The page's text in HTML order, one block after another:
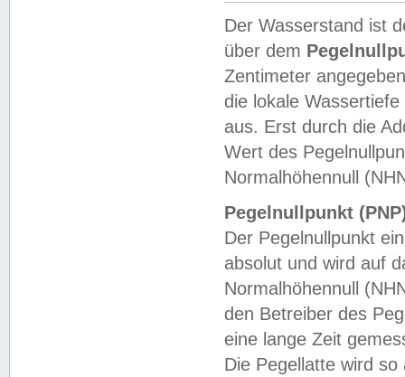
Der Wasserstand ist
über dem
Zentimeter
die lokale
aus. Erst durch die
Wert des
Normalhöhennull
Pegelnullpunkt
Der Pegelnullpunkt
absolut und wird auf
Normalhöhennull
den Betreiber des
eine lange Zeit
Die Pegellatte wird